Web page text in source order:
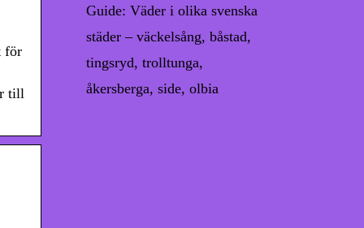
för
till
Guide: Väder i olika svenska
städer – väckelsång, båstad,
tingsryd, trolltunga,
åkersberga, side, olbia